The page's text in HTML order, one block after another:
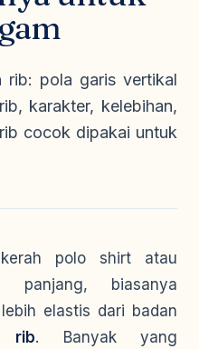
rib: pola garis vertikal
karakter, kelebihan,
cocok dipakai untuk
polo shirt atau
panjang, biasanya
elastis dari badan
rib. Banyak yang